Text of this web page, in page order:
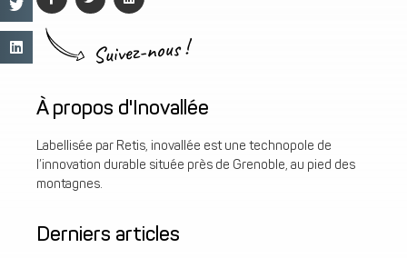
Suivez-nous !
À propos d'Inovallée
Labellisée par Retis, inovallée est une technopole de
l’innovation durable située près de Grenoble, au pied des
montagnes.
Derniers articles